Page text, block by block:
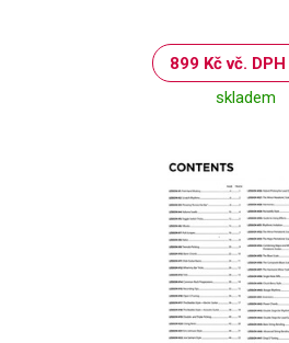
899 Kč vč. DPH
skladem